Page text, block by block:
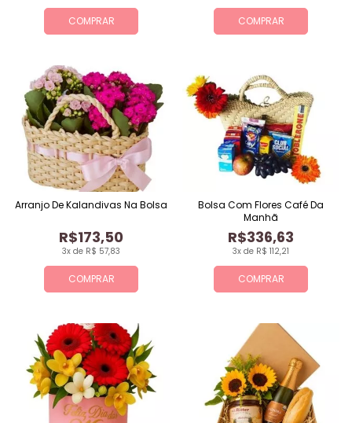
COMPRAR COMPRAR
COMPRAR
3x de R$ 57,83
R$173,50
Arranjo De Kalandivas Na Bolsa
COMPRAR
3x de R$ 112,21
R$336,63
Bolsa Com Flores Café Da
Manhã